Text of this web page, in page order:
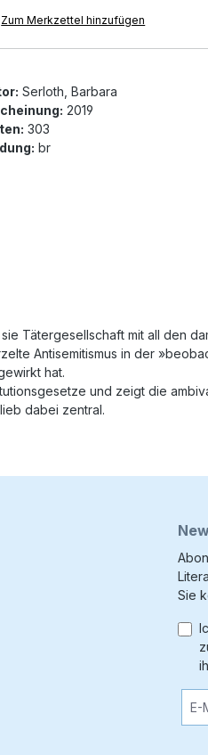
Zum Merkzettel hinzufügen
Serloth, Barbara
2019
303
br
Tätergesellschaft mit all den
Antisemitismus in der
hat.
und zeigt die
dabei zentral.
Sie